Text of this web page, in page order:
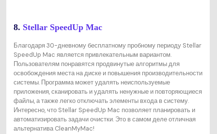
8. Stellar SpeedUp Mac
Благодаря 30-дневному бесплатному пробному периоду Stellar
SpeedUp Mac является привлекательным вариантом.
Пользователям понравятся продвинутые алгоритмы для
освобождения места на диске и повышения производительности
системы. Программа может удалять неиспользуемые
приложения, сканировать и удалять ненужные и повторяющиеся
файлы, а также легко отключать элементы входа в систему.
Интересно, что Stellar SpeedUp Mac позволяет планировать и
автоматизировать задачи очистки. Это в самом деле отличная
альтернатива CleanMyMac!